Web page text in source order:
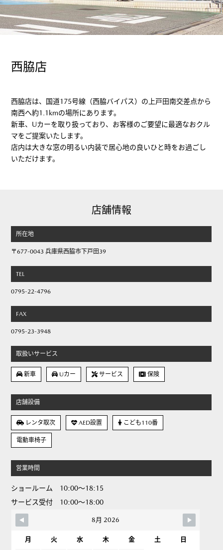
西脇店
西脇店は、国道175号線（西脇バイパス）の上戸田南交差点から
南西へ約1.1kmの場所にあります。
新車、Uカーを取り扱っており、お客様のご要望に最適なおクル
マをご提案いたします。
店内は大きな窓の明るい内装で居心地の良いひと時をお過ごし
いただけます。
店舗情報
所在地
〒677-0043 兵庫県西脇市下戸田39
TEL
0795-22-4796
FAX
0795-23-3948
取扱いサービス
新車 Uカー サービス 保険
店舗設備
レンタ取次 AED設置 こども110番
電動車椅子
営業時間
ショールーム 10:00～18:15
サービス受付 10:00～18:00
8月 2026
月 火 水 木 金 土 日